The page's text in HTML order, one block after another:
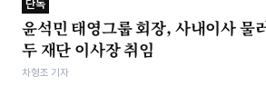
단독
윤석민 태영그룹 회장, 사내이사 물
두 재단 이사장 취임
차형조 기자